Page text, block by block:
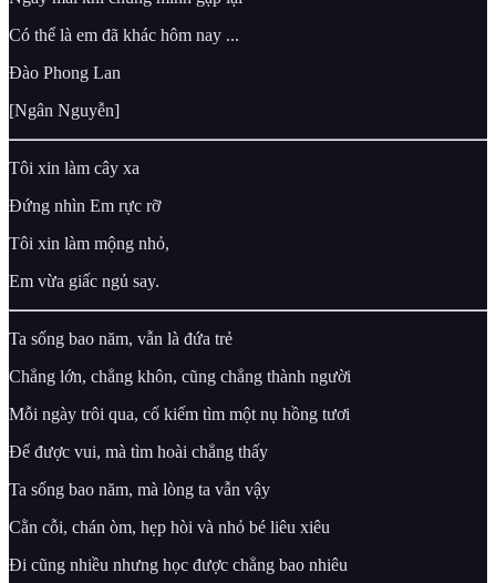
Có thể là em đã khác hôm nay ...
Đào Phong Lan
[Ngân Nguyễn]
Tôi xin làm cây xa
Đứng nhìn Em rực rỡ
Tôi xin làm mộng nhỏ,
Em vừa giấc ngủ say.
Ta sống bao năm, vẫn là đứa trẻ
Chẳng lớn, chẳng khôn, cũng chẳng thành người
Mỗi ngày trôi qua, cố kiếm tìm một nụ hồng tươi
Để được vui, mà tìm hoài chẳng thấy
Ta sống bao năm, mà lòng ta vẫn vậy
Cằn cỗi, chán òm, hẹp hòi và nhỏ bé liêu xiêu
Đi cũng nhiều nhưng học được chẳng bao nhiêu